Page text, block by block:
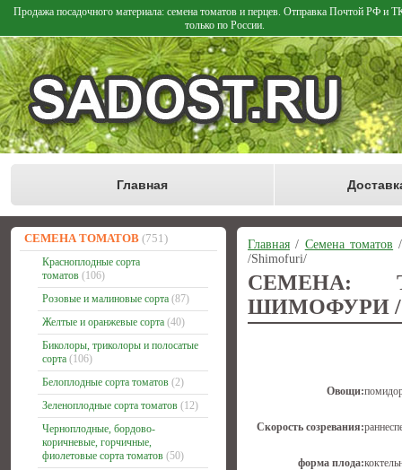
Продажа посадочного материала: семена томатов и перцев. Отправка Почтой РФ и
только по России.
Главная
СЕМЕНА ТОМАТОВ (751)
Красноплодные сорта
томатов (106)
Розовые и малиновые сорта (87)
Желтые и оранжевые сорта (40)
Биколоры, триколоры и полосатые
сорта (106)
Белоплодные сорта томатов (2)
Зеленоплодные сорта томатов (12)
Черноплодные, бордово-
коричневые, горчичные,
фиолетовые сорта томатов (50)
Главная / Семена томатов
/Shimofuri/
СЕМЕНА:
ШИМОФУРИ /
Овощи:
Скорость созревания:
форма плода: